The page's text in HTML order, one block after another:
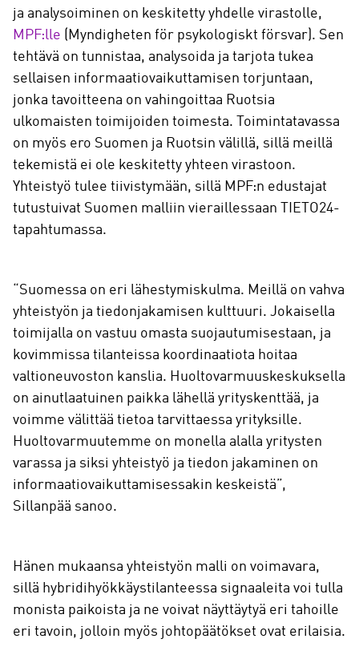
ja analysoiminen on keskitetty yhdelle virastolle,
MPF:lle (Myndigheten för psykologiskt försvar). Sen
tehtävä on tunnistaa, analysoida ja tarjota tukea
sellaisen informaatiovaikuttamisen torjuntaan,
jonka tavoitteena on vahingoittaa Ruotsia
ulkomaisten toimijoiden toimesta. Toimintatavassa
on myös ero Suomen ja Ruotsin välillä, sillä meillä
tekemistä ei ole keskitetty yhteen virastoon.
Yhteistyö tulee tiivistymään, sillä MPF:n edustajat
tutustuivat Suomen malliin vieraillessaan TIETO24-
tapahtumassa.
“Suomessa on eri lähestymiskulma. Meillä on vahva
yhteistyön ja tiedonjakamisen kulttuuri. Jokaisella
toimijalla on vastuu omasta suojautumisestaan, ja
kovimmissa tilanteissa koordinaatiota hoitaa
valtioneuvoston kanslia. Huoltovarmuuskeskuksella
on ainutlaatuinen paikka lähellä yrityskenttää, ja
voimme välittää tietoa tarvittaessa yrityksille.
Huoltovarmuutemme on monella alalla yritysten
varassa ja siksi yhteistyö ja tiedon jakaminen on
informaatiovaikuttamisessakin keskeistä”,
Sillanpää sanoo.
Hänen mukaansa yhteistyön malli on voimavara,
sillä hybridihyökkäystilanteessa signaaleita voi tulla
monista paikoista ja ne voivat näyttäytyä eri tahoille
eri tavoin, jolloin myös johtopäätökset ovat erilaisia.